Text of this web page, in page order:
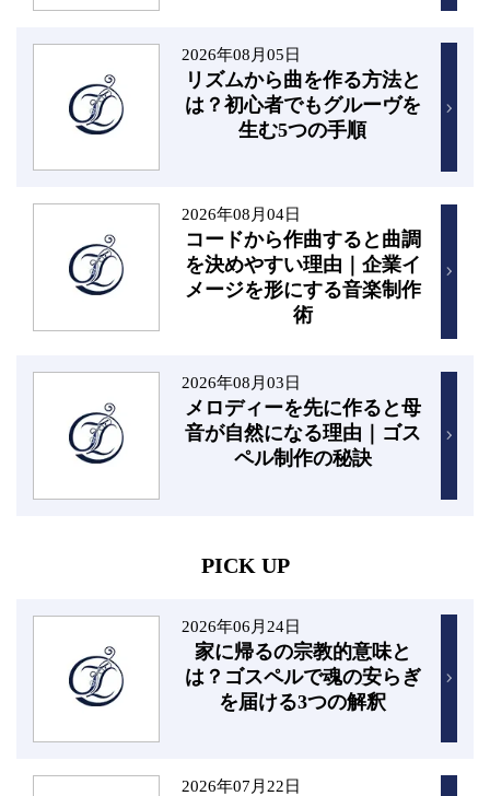
2026年08月05日
リズムから曲を作る方法と
は？初心者でもグルーヴを
生む5つの手順
2026年08月04日
コードから作曲すると曲調
を決めやすい理由｜企業イ
メージを形にする音楽制作
術
2026年08月03日
メロディーを先に作ると母
音が自然になる理由｜ゴス
ペル制作の秘訣
PICK UP
2026年06月24日
家に帰るの宗教的意味と
は？ゴスペルで魂の安らぎ
を届ける3つの解釈
2026年07月22日